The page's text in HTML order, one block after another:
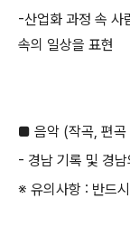
-산업화 과정 속 사
속의 일상을 표현
■ 음악 (작곡, 편곡
- 경남 기록 및 경
※ 유의사항 : 반드